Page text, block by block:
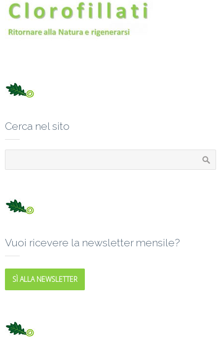
Cerca nel sito
Vuoi ricevere la newsletter mensile?
SÌ ALLA NEWSLETTER